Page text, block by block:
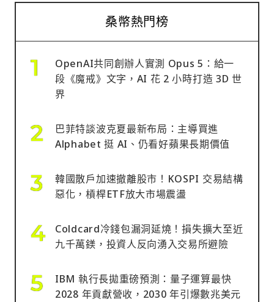
桑幣熱門榜
OpenAI共同創辦人實測 Opus 5：給一
段《魔戒》文字，AI 花 2 小時打造 3D 世
界
巴菲特談波克夏最新布局：主導買進
Alphabet 挺 AI、仍看好蘋果長期價值
韓國散戶加速撤離股市！KOSPI 交易結構
惡化，槓桿ETF放大市場震盪
Coldcard冷錢包漏洞延燒！損失擴大至近
九千萬鎂，投資人反向湧入交易所避險
IBM 執行長拋重磅預測：量子運算最快
2028 年貢獻營收，2030 年引爆數兆美元